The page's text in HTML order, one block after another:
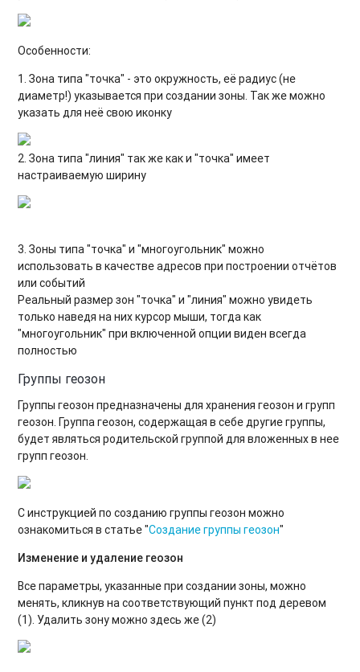
Особенности:
1. Зона типа "точка" - это окружность, её радиус (не
диаметр!) указывается при создании зоны. Так же можно
указать для неё свою иконку
2. Зона типа "линия" так же как и "точка" имеет
настраиваемую ширину
3. Зоны типа "точка" и "многоугольник" можно
использовать в качестве адресов при построении отчётов
или событий
Реальный размер зон "точка" и "линия" можно увидеть
только наведя на них курсор мыши, тогда как
"многоугольник" при включенной опции виден всегда
полностью
Группы геозон
Группы геозон предназначены для хранения геозон и групп
геозон. Группа геозон, содержащая в себе другие группы,
будет являться родительской группой для вложенных в нее
групп геозон.
С инструкцией по созданию группы геозон можно
ознакомиться в статье "Создание группы геозон"
Изменение и удаление геозон
Все параметры, указанные при создании зоны, можно
менять, кликнув на соответствующий пункт под деревом
(1). Удалить зону можно здесь же (2)